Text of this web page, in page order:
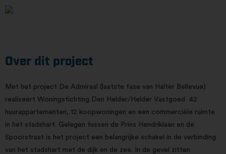
Over dit project
Met het project De Admiraal (laatste fase van Halter Bellevue)
realiseert Woningstichting Den Helder/Helder Vastgoed 42
huurappartementen, 12 koopwoningen en een commerciële ruimte
in het stadshart. Gelegen tussen de Prins Hendriklaan en de
Spoorstraat is het project een belangrijke schakel in de verbinding
van het stadshart met de dijk en de zee. In de gevel zitten